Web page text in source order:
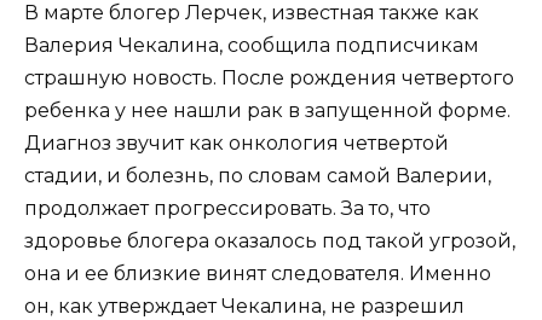
В марте блогер Лерчек, известная также как
Валерия Чекалина, сообщила подписчикам
страшную новость. После рождения четвертого
ребенка у нее нашли рак в запущенной форме.
Диагноз звучит как онкология четвертой
стадии, и болезнь, по словам самой Валерии,
продолжает прогрессировать. За то, что
здоровье блогера оказалось под такой угрозой,
она и ее близкие винят следователя. Именно
он, как утверждает Чекалина, не разрешил